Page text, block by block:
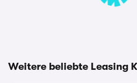
Weitere beliebte Leasing